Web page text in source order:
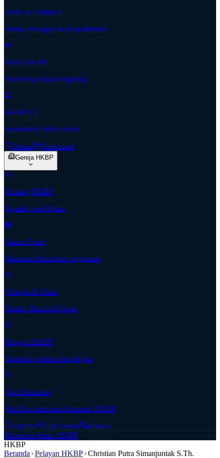
Berita & Publikasi
Warta, renungan & pengumuman
Radio HKBP
Streaming siaran langsung
HKBP TV
Khotbah & video rohani
Donasi Kolportase
Gereja HKBP
Tentang HKBP
Sejarah, visi & misi
Kantor Pusat
Pimpinan & struktur organisasi
Wilayah & Huria
Distrik, Resort & Huria
Pelayan HKBP
Direktori pendeta & pelayan
Cek Dokumen
Verifikasi keaslian dokumen HKBP
Aspirasi Cari Gereja
Kontak
Masuk ke Akun HKBP
HKBP
Beranda
Pelayan HKBP Christian Putra Simanjuntak S.Th.